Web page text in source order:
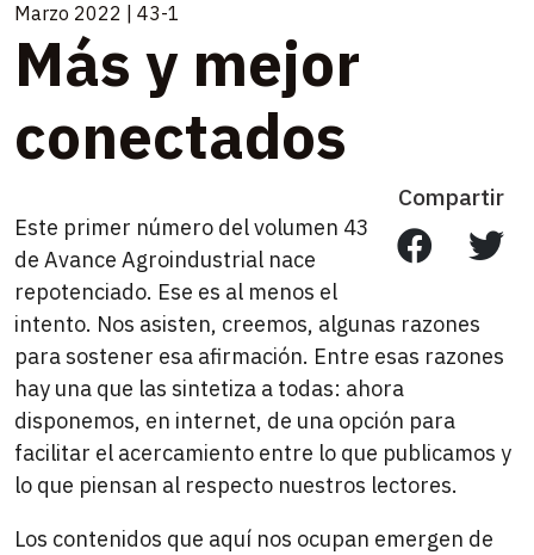
Marzo 2022 | 43-1
Más y mejor
conectados
Compartir
Este primer número del volumen 43
de Avance Agroindustrial nace
repotenciado. Ese es al menos el
intento. Nos asisten, creemos, algunas razones
para sostener esa afirmación. Entre esas razones
hay una que las sintetiza a todas: ahora
disponemos, en internet, de una opción para
facilitar el acercamiento entre lo que publicamos y
lo que piensan al respecto nuestros lectores.
Los contenidos que aquí nos ocupan emergen de